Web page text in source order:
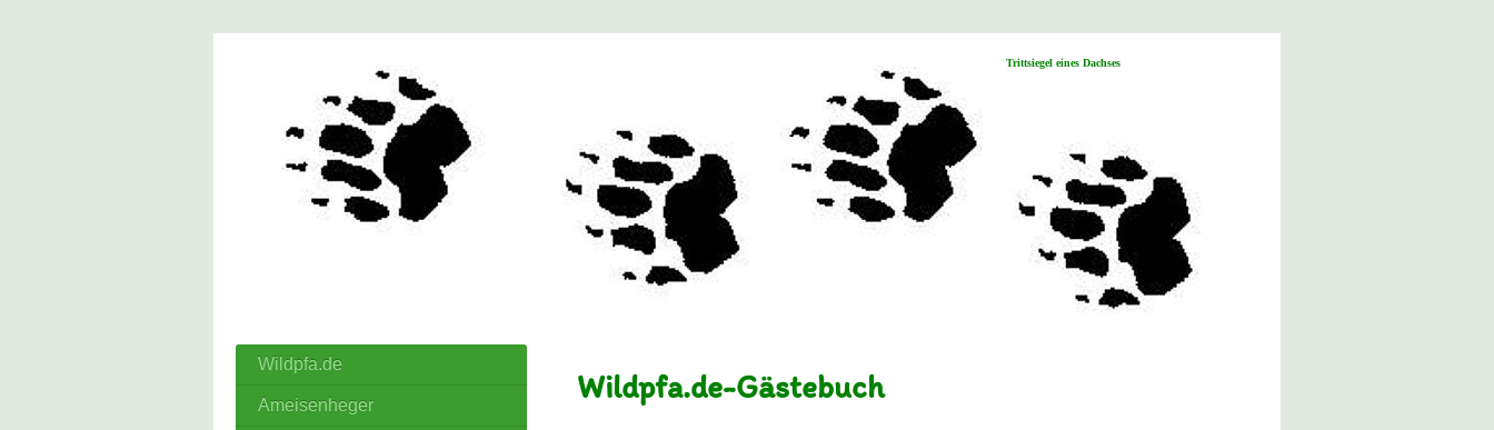
Trittsiegel eines Dachses
Wildpfa.de-Gästebuch
Wildpfa.de
Ameisenheger